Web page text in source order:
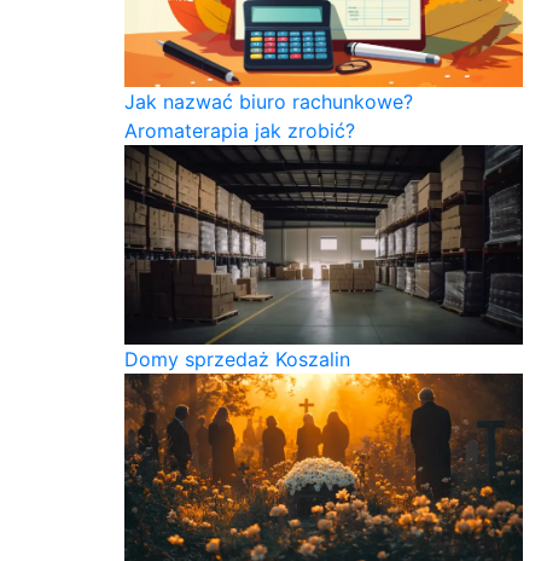
Jak nazwać biuro rachunkowe?
Aromaterapia jak zrobić?
Domy sprzedaż Koszalin